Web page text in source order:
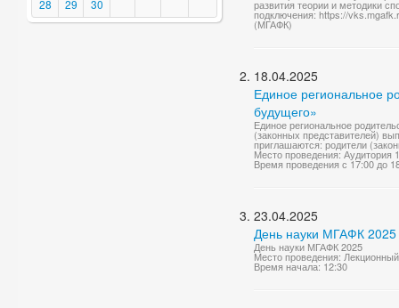
28
29 30 развития теории и методики
подключения: https://
(МГАФК)
18.04.2025
Единое региональное
будущего»
Единое региональное
(законных представителей)
приглашаются: родители
Место проведения: Аудитория
Время проведения с 17:00 до
23.04.2025
День науки МГАФК 2025
День науки МГАФК 2025
Место проведения:
Время начала: 12:30